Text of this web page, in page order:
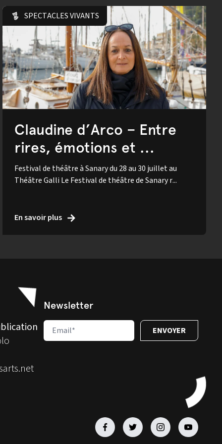
SPECTACLES VIVANTS
Claudine d’Arco – Entre
rires, émotions et ...
Festival de théâtre à Sanary du 28 au 30 juillet au
Théâtre Galli Le Festival de théâtre de Sanary r...
En savoir plus
Newsletter
FacebookFacebookFacebookFacebook